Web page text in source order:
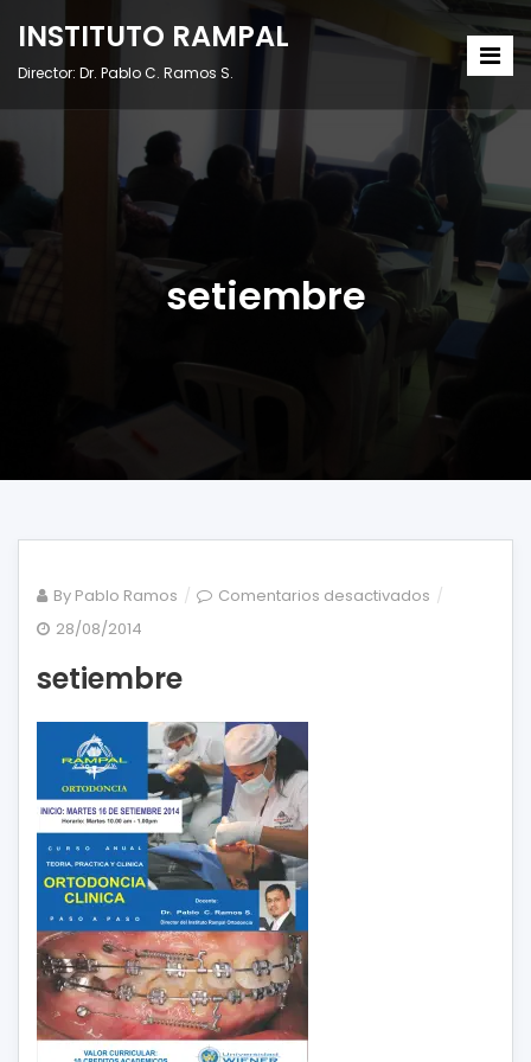
INSTITUTO RAMPAL
Director: Dr. Pablo C. Ramos S.
setiembre
By Pablo Ramos Comentarios desactivados en
28/08/2014
setiembre